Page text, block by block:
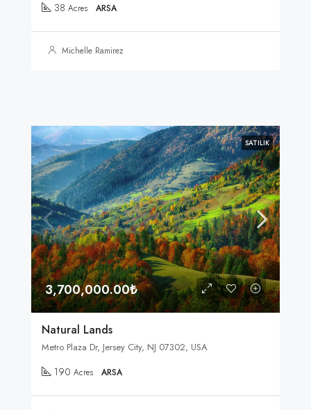
38 Acres ARSA
Michelle Ramirez
SATILIK
3,700,000.00₺
Natural Lands
Metro Plaza Dr, Jersey City, NJ 07302, USA
190 Acres ARSA